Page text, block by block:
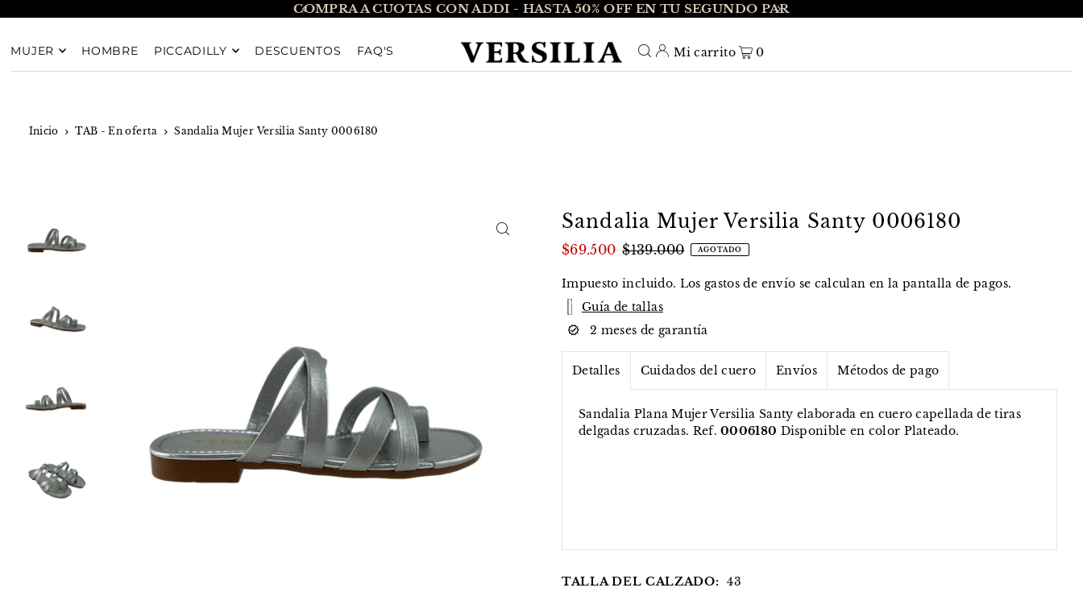
TRANSLATION MISSING: ES.ACCESSIBILITY.SKIP_TO_TEXT
COMPRA A CUOTAS CON ADDI - HASTA 50% OFF EN TU SEGUNDO PAR
MUJER HOMBRE PICCADILLY DESCUENTOS FAQ'S Mi carrito 0
Inicio TAB - En oferta Sandalia Mujer Versilia Santy 0006180
Sandalia Mujer Versilia Santy 0006180
$69.500 $139.000 AGOTADO
Impuesto incluido. Los gastos de envío se calculan en la pantalla de pagos.
Guía de tallas
2 meses de garantía
Detalles Cuidados del cuero Envíos Métodos de pago
Sandalia Plana Mujer Versilia Santy elaborada en cuero capellada de tiras
delgadas cruzadas. Ref.0006180 Disponible en color Plateado.
TALLA DEL CALZADO: 43